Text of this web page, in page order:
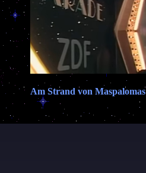
Am Strand von Maspalomas